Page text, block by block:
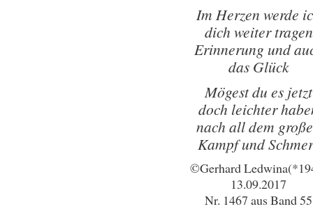
Im Herzen werde
dich weiter tragen
Erinnerung und
das Glück
Mögest du es jetzt
doch leichter
nach all dem
Kampf und
©Gerhard
13.09.2017
Nr. 1467 aus Band 55